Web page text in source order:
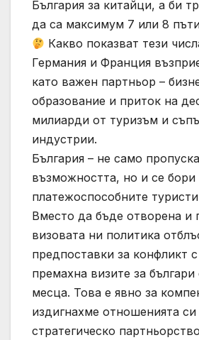
България за китайци, а би
да са максимум 7 или 8
Какво показват тези
Германия и Франция
като важен партньор –
образование и приток на
милиарди от туризъм и
индустрии.
България – не само пропуска
възможността, но и се
платежоспособните
Вместо да бъде отворена и
визовата ни политика
предпоставки за конфликт
премахна визите за
месца. Това е явно за
издигнахме отношенията си
стратегическо